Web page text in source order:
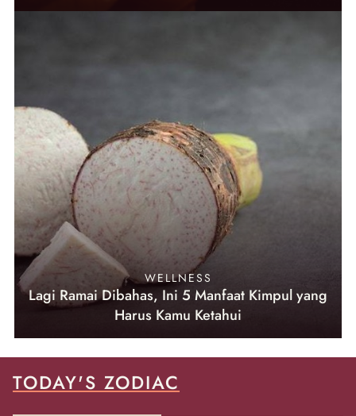
WELLNESS
Lagi Ramai Dibahas, Ini 5 Manfaat Kimpul yang
Harus Kamu Ketahui
TODAY'S ZODIAC